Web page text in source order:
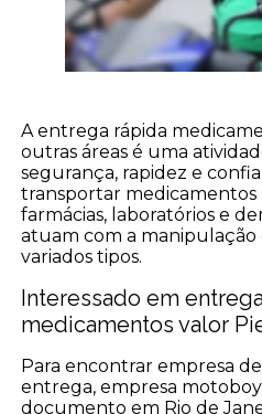
A entrega rápida
outras áreas é uma
segurança, rapidez e
transportar medicamentos
farmácias, laboratórios e
atuam com a manipulação
variados tipos.
Interessado em
medicamentos valor
Para encontrar empresa
entrega, empresa
documento em Rio de